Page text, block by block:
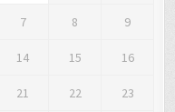
7 8 9
14 15 16
21 22 23